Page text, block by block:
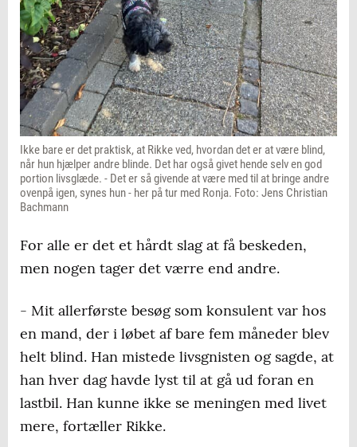
Ikke bare er det praktisk, at Rikke ved, hvordan det er at være blind,
når hun hjælper andre blinde. Det har også givet hende selv en god
portion livsglæde. - Det er så givende at være med til at bringe andre
ovenpå igen, synes hun - her på tur med Ronja. Foto: Jens Christian
Bachmann
For alle er det et hårdt slag at få beskeden,
men nogen tager det værre end andre.
- Mit allerførste besøg som konsulent var hos
en mand, der i løbet af bare fem måneder blev
helt blind. Han mistede livsgnisten og sagde, at
han hver dag havde lyst til at gå ud foran en
lastbil. Han kunne ikke se meningen med livet
mere, fortæller Rikke.